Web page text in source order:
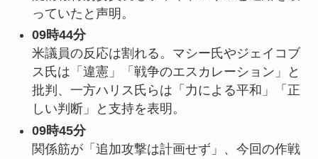
っていたと声明。
09時44分
米議員の反応は割れる。マシー氏やジェイコブ
ス氏は「違憲」「戦争のエスカレーション」と
批判、一方ハリス氏らは「力による平和」「正
しい判断」と支持を表明。
09時45分
関係筋が「追加攻撃は計画せず」、今回の作戦